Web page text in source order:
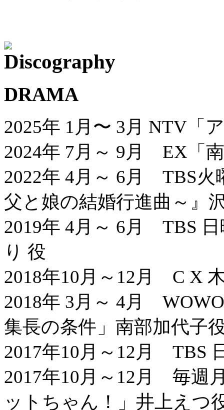
DRAMA
2025年 1月〜 3月 NTV「
2024年 7月～ 9月 EX「
2022年 4月～ 6月 TBS火
父と娘の結婚行進曲～』
2019年 4月～ 6月 TBS
り 役
2018年10月～12月 C X
2018年 3月～ 4月
集長の条件」南部加代子
2017年10月～12月 TBS
2017年10月～12月 毎週
ットちゃん！」井上えつ